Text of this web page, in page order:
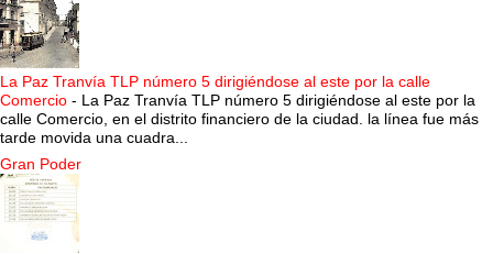
La Paz Tranvía TLP número 5 dirigiéndose al este por la calle
Comercio - La Paz Tranvía TLP número 5 dirigiéndose al este por la
calle Comercio, en el distrito financiero de la ciudad. la línea fue más
tarde movida una cuadra...
Gran Poder